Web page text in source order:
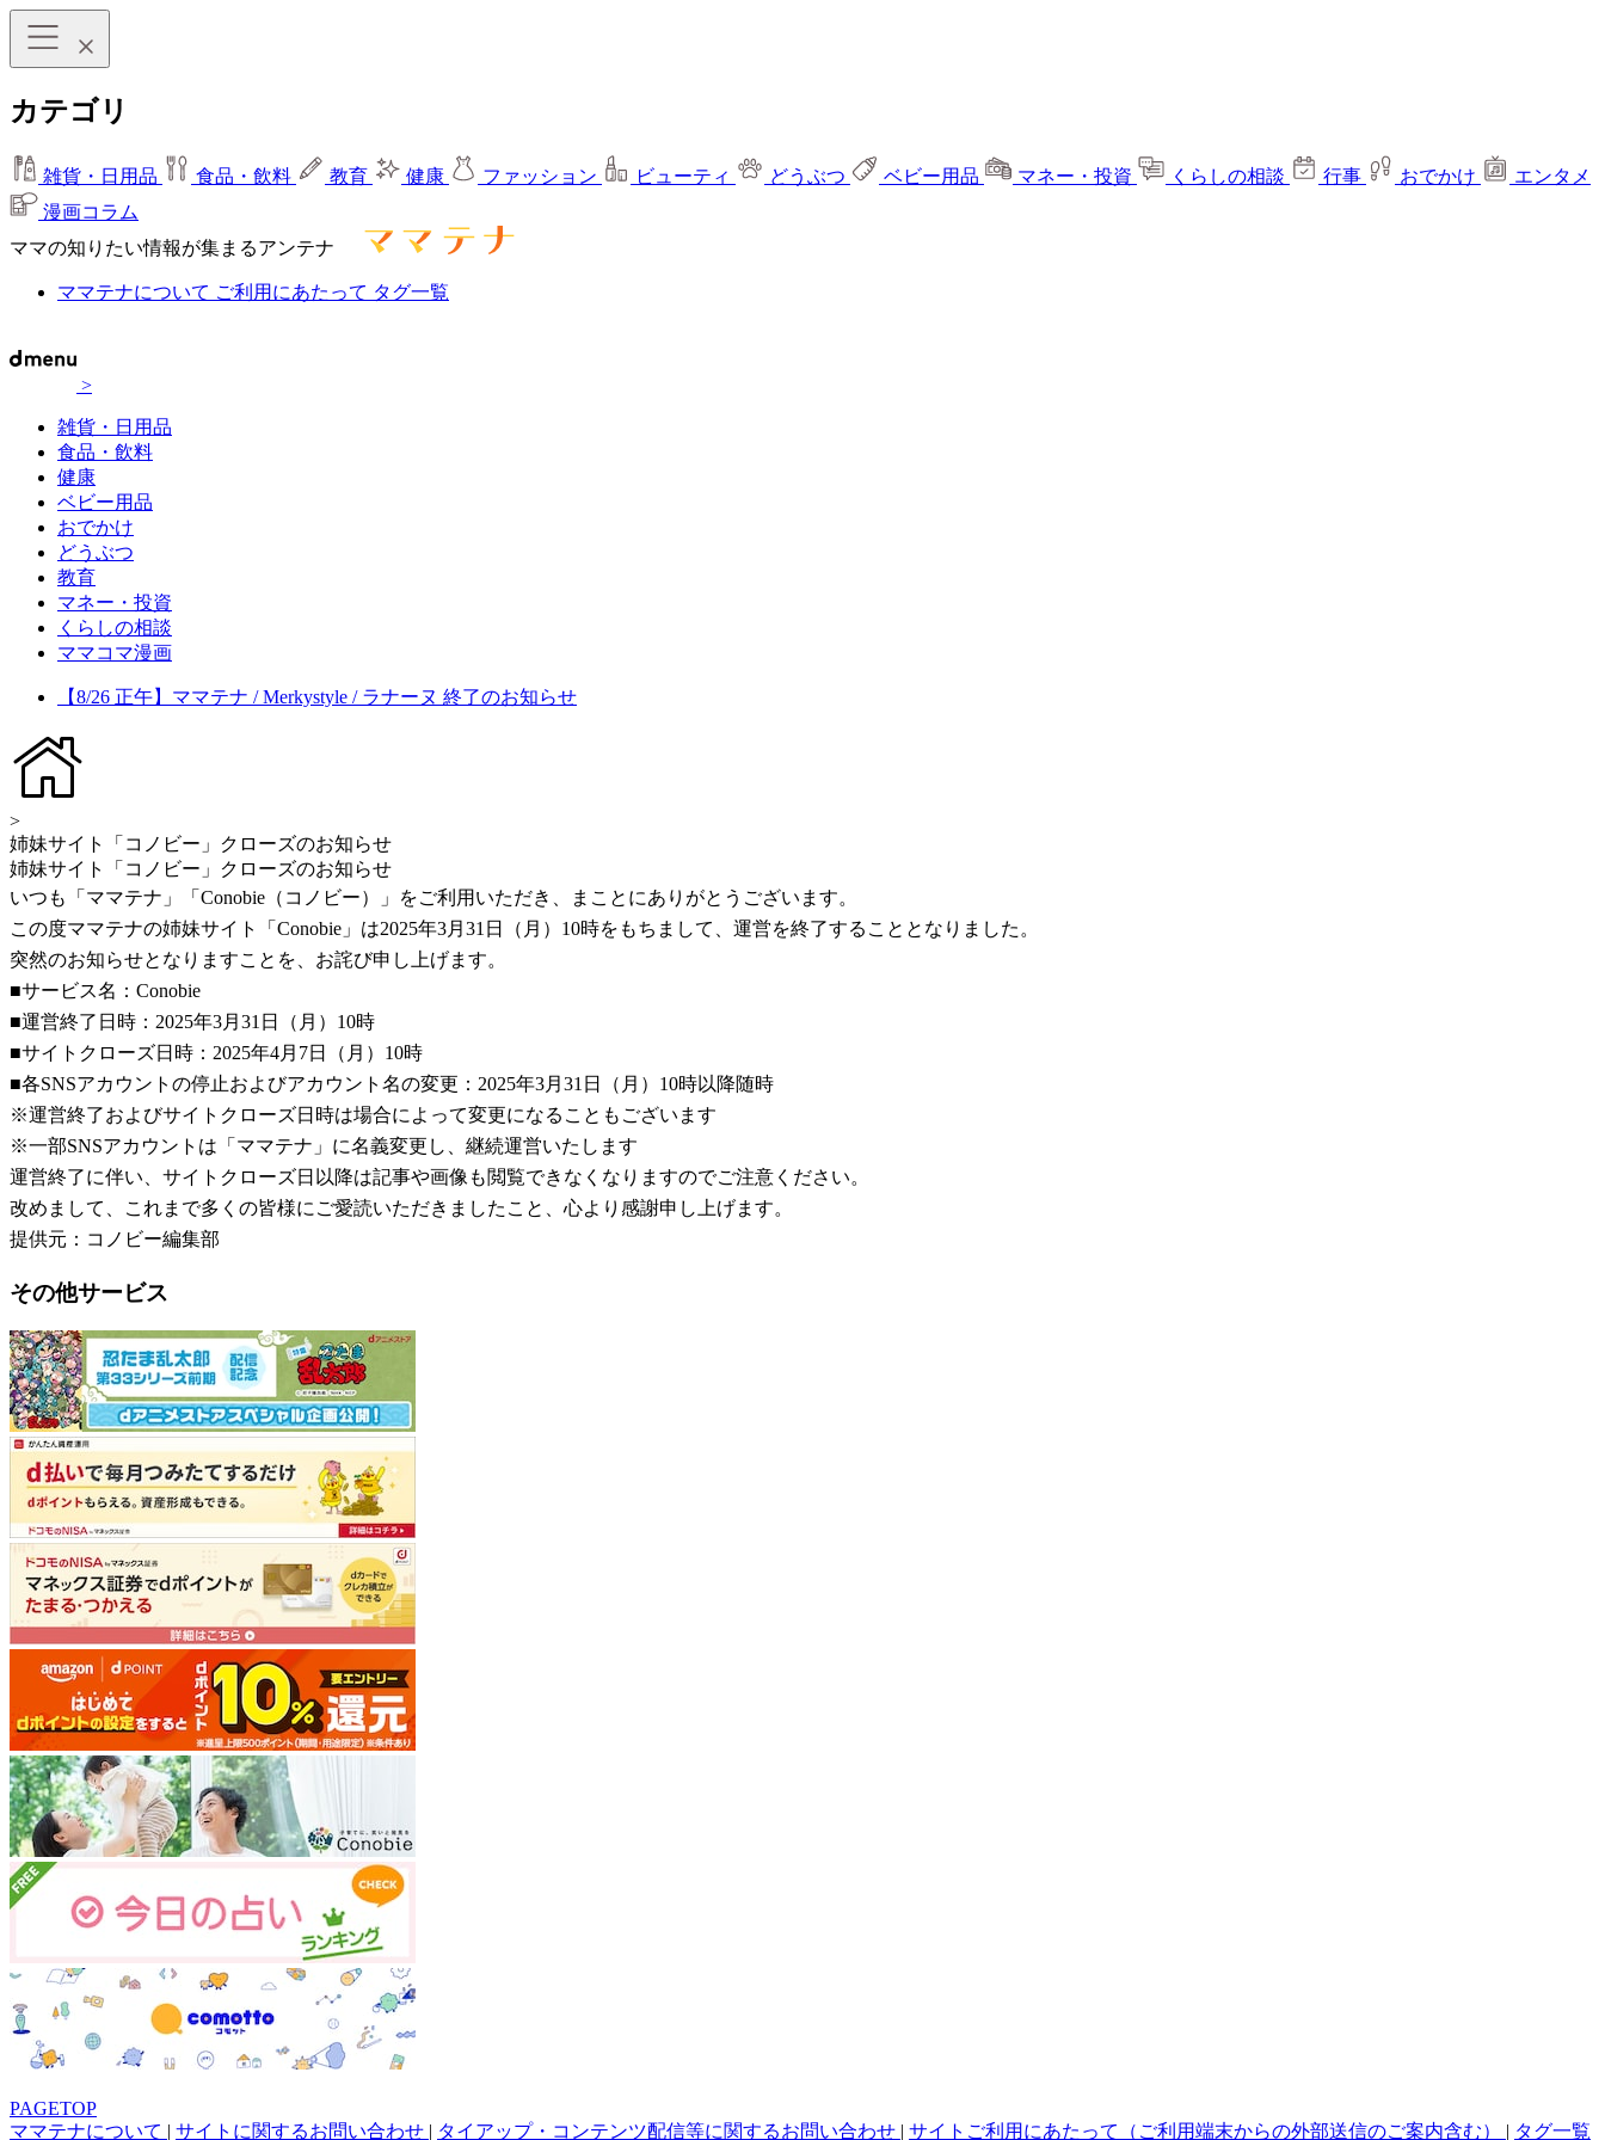
カテゴリ
雑貨・日用品 食品・飲料 教育 健康 ファッション ビューティ どうぶつ ベビー用品 マネー・投資 くらしの相談 行事 おでかけ
エンタメ
漫画コラム
ママの知りたい情報が集まるアンテナ
ママテナについて ご利用にあたって タグ一覧
>
雑貨・日用品
食品・飲料
健康
ベビー用品
おでかけ
どうぶつ
教育
マネー・投資
くらしの相談
ママコマ漫画
【8/26 正午】ママテナ / Merkystyle / ラナーヌ 終了のお知らせ
>
姉妹サイト「コノビー」クローズのお知らせ
姉妹サイト「コノビー」クローズのお知らせ
いつも「ママテナ」「Conobie（コノビー）」をご利用いただき、まことにありがとうございます。
この度ママテナの姉妹サイト「Conobie」は2025年3月31日（月）10時をもちまして、運営を終了することとなりました。
突然のお知らせとなりますことを、お詫び申し上げます。
■サービス名：Conobie
■運営終了日時：2025年3月31日（月）10時
■サイトクローズ日時：2025年4月7日（月）10時
■各SNSアカウントの停止およびアカウント名の変更：2025年3月31日（月）10時以降随時
※運営終了およびサイトクローズ日時は場合によって変更になることもございます
※一部SNSアカウントは「ママテナ」に名義変更し、継続運営いたします
運営終了に伴い、サイトクローズ日以降は記事や画像も閲覧できなくなりますのでご注意ください。
改めまして、これまで多くの皆様にご愛読いただきましたこと、心より感謝申し上げます。
提供元：コノビー編集部
その他サービス
PAGETOP
ママテナについて | サイトに関するお問い合わせ | タイアップ・コンテンツ配信等に関するお問い合わせ | サイトご利用にあたって（ご利用端末からの外部送信のご案内含む） | タグ一覧